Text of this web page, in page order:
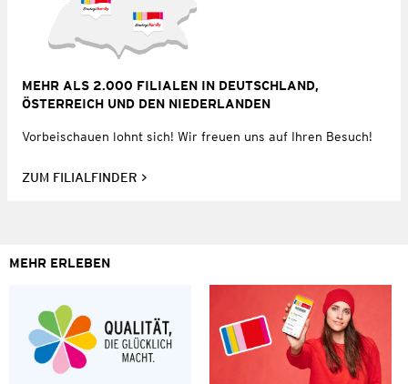
MEHR ALS 2.000 FILIALEN IN DEUTSCHLAND,
ÖSTERREICH UND DEN NIEDERLANDEN
Vorbeischauen lohnt sich! Wir freuen uns auf Ihren Besuch!
ZUM FILIALFINDER
MEHR ERLEBEN